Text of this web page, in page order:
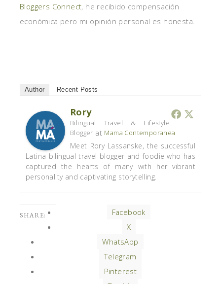
Bloggers Connect, he recibido compensación
económica pero mi opinión personal es honesta.
Author Recent Posts
Rory
Bilingual Travel & Lifestyle
Blogger at Mama Contemporanea
Meet Rory Lassanske, the successful
Latina bilingual travel blogger and foodie who has
captured the hearts of many with her vibrant
personality and captivating storytelling.
SHARE:
Facebook
X
WhatsApp
Telegram
Pinterest